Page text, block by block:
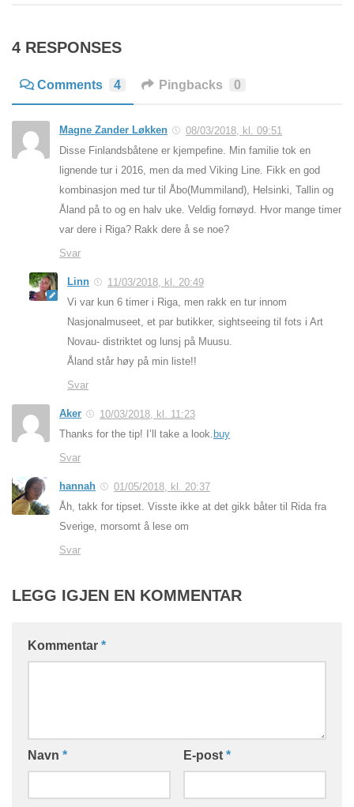
4 RESPONSES
Comments 4 Pingbacks 0
Magne Zander Løkken
08/03/2018, kl. 09:51
Disse Finlandsbåtene er kjempefine. Min familie tok en
lignende tur i 2016, men da med Viking Line. Fikk en god
kombinasjon med tur til Åbo(Mummiland), Helsinki, Tallin og
Åland på to og en halv uke. Veldig fornøyd. Hvor mange timer
var dere i Riga? Rakk dere å se noe?
Svar
Linn
11/03/2018, kl. 20:49
Vi var kun 6 timer i Riga, men rakk en tur innom
Nasjonalmuseet, et par butikker, sightseeing til fots i Art
Novau- distriktet og lunsj på Muusu.
Åland står høy på min liste!!
Svar
Aker
10/03/2018, kl. 11:23
Thanks for the tip! I’ll take a look. buy
Svar
hannah
01/05/2018, kl. 20:37
Åh, takk for tipset. Visste ikke at det gikk båter til Rida fra
Sverige, morsomt å lese om
Svar
LEGG IGJEN EN KOMMENTAR
Kommentar *
Navn * E-post *